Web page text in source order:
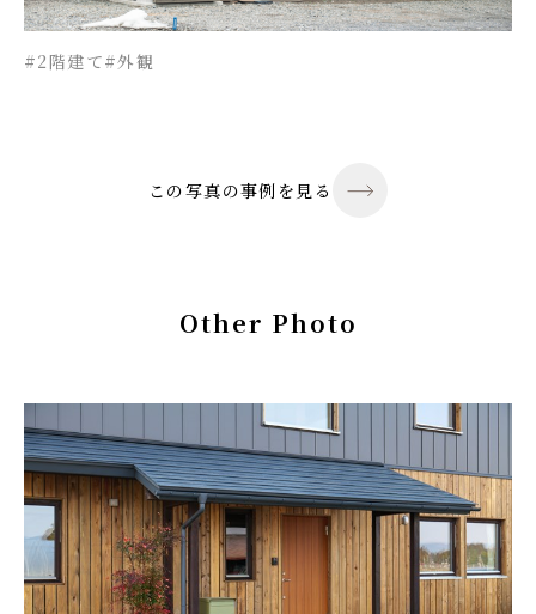
#2階建て#外観
この写真の事例を見る
Other Photo